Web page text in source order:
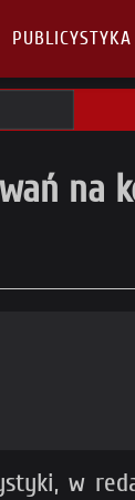
PUBLICYSTYKA
na
w